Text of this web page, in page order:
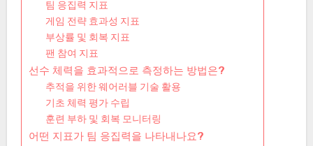
팀 응집력 지표
게임 전략 효과성 지표
부상률 및 회복 지표
팬 참여 지표
선수 체력을 효과적으로 측정하는 방법은?
추적을 위한 웨어러블 기술 활용
기초 체력 평가 수립
훈련 부하 및 회복 모니터링
어떤 지표가 팀 응집력을 나타내나요?